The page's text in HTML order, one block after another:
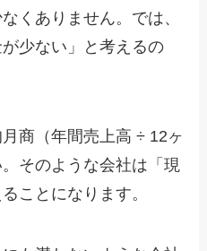
くありません。では、
少ない」と考えるの
商（年間売上高 ÷ 12ヶ
そのような会社は「現
ことになります。